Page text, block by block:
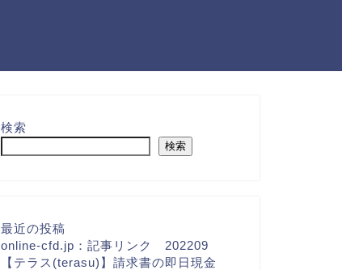
検索
検索
最近の投稿
online-cfd.jp：記事リンク 202209
【テラス(terasu)】請求書の即日現金